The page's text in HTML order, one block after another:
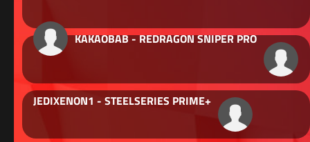
KAKAOBAB - REDRAGON SNIPER PRO
JEDIXENON1 - STEELSERIES PRIME+